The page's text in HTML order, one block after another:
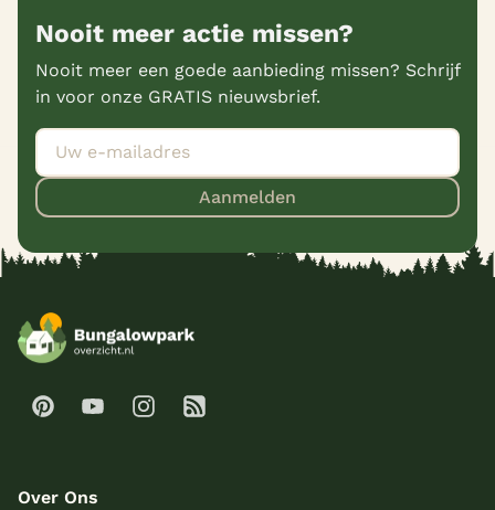
Nooit meer actie missen?
Nooit meer een goede aanbieding missen? Schrijf
in voor onze GRATIS nieuwsbrief.
Aanmelden
Over Ons